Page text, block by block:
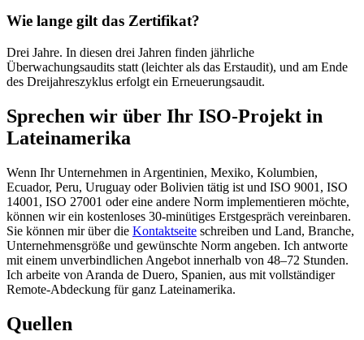
Wie lange gilt das Zertifikat?
Drei Jahre. In diesen drei Jahren finden jährliche
Überwachungsaudits statt (leichter als das Erstaudit), und am Ende
des Dreijahreszyklus erfolgt ein Erneuerungsaudit.
Sprechen wir über Ihr ISO-Projekt in
Lateinamerika
Wenn Ihr Unternehmen in Argentinien, Mexiko, Kolumbien,
Ecuador, Peru, Uruguay oder Bolivien tätig ist und ISO 9001, ISO
14001, ISO 27001 oder eine andere Norm implementieren möchte,
können wir ein kostenloses 30-minütiges Erstgespräch vereinbaren.
Sie können mir über die Kontaktseite schreiben und Land, Branche,
Unternehmensgröße und gewünschte Norm angeben. Ich antworte
mit einem unverbindlichen Angebot innerhalb von 48–72 Stunden.
Ich arbeite von Aranda de Duero, Spanien, aus mit vollständiger
Remote-Abdeckung für ganz Lateinamerika.
Quellen